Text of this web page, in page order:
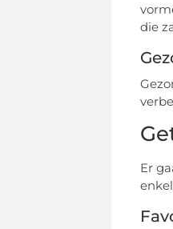
die
Er